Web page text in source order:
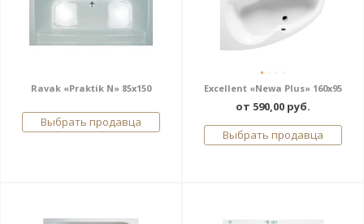
Ravak «Praktik N» 85x150
Выбрать продавца
Excellent «Newa Plus» 160x95
от 590,00 руб.
Выбрать продавца